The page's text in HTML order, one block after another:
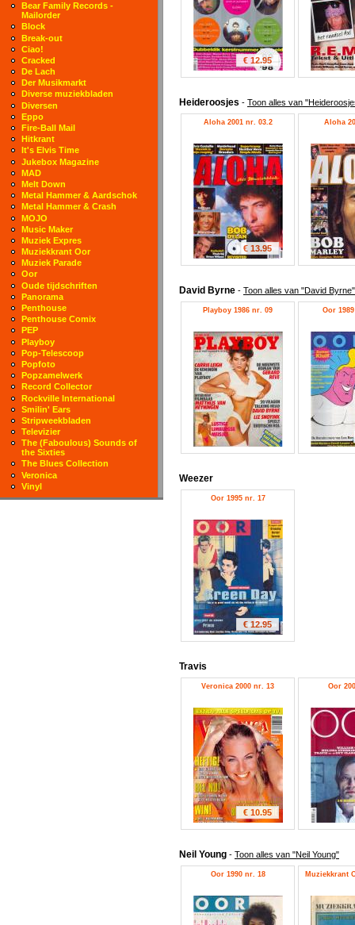
€ 12.95
Heideroosjes - Toon alles van
Aloha 2001 nr. 03.2
€ 13.95
Aloha
David Byrne - Toon alles van "David Byrne"
Playboy 1986 nr. 09 Oor
Weezer
Oor 1995 nr. 17
€ 12.95
Travis
Veronica 2000 nr. 13
€ 10.95
Oor
Neil Young - Toon alles van "Neil Young"
Oor 1990 nr. 18 Muziekkrant
Bear Family Records -
Mailorder
Block
Break-out
Ciao!
Cracked
De Lach
Der Musikmarkt
Diverse muziekbladen
Diversen
Eppo
Fire-Ball Mail
Hitkrant
It's Elvis Time
Jukebox Magazine
MAD
Melt Down
Metal Hammer & Aardschok
Metal Hammer & Crash
MOJO
Music Maker
Muziek Expres
Muziekkrant Oor
Muziek Parade
Oor
Oude tijdschriften
Panorama
Penthouse
Penthouse Comix
PEP
Playboy
Pop-Telescoop
Popfoto
Popzamelwerk
Record Collector
Rockville International
Smilin' Ears
Stripweekbladen
Televizier
The (Faboulous) Sounds of
the Sixties
The Blues Collection
Veronica
Vinyl